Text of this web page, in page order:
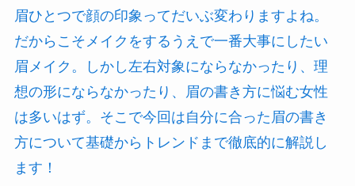
眉ひとつで顔の印象ってだいぶ変わりますよね。
だからこそメイクをするうえで一番大事にしたい
眉メイク。しかし左右対象にならなかったり、理
想の形にならなかったり、眉の書き方に悩む女性
は多いはず。そこで今回は自分に合った眉の書き
方について基礎からトレンドまで徹底的に解説し
ます！